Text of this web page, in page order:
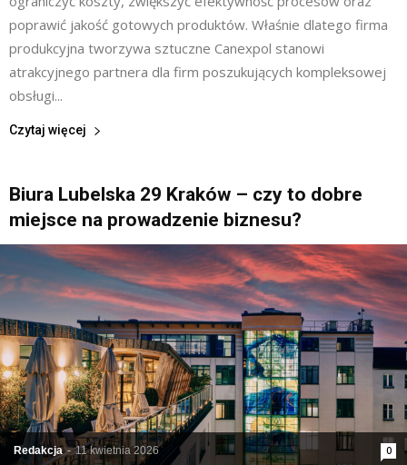
poprawić jakość gotowych produktów. Właśnie dlatego firma
produkcyjna tworzywa sztuczne Canexpol stanowi
atrakcyjnego partnera dla firm poszukujących kompleksowej
obsługi...
Czytaj więcej
Biura Lubelska 29 Kraków – czy to dobre
miejsce na prowadzenie biznesu?
Redakcja - 11 kwietnia 2026 0